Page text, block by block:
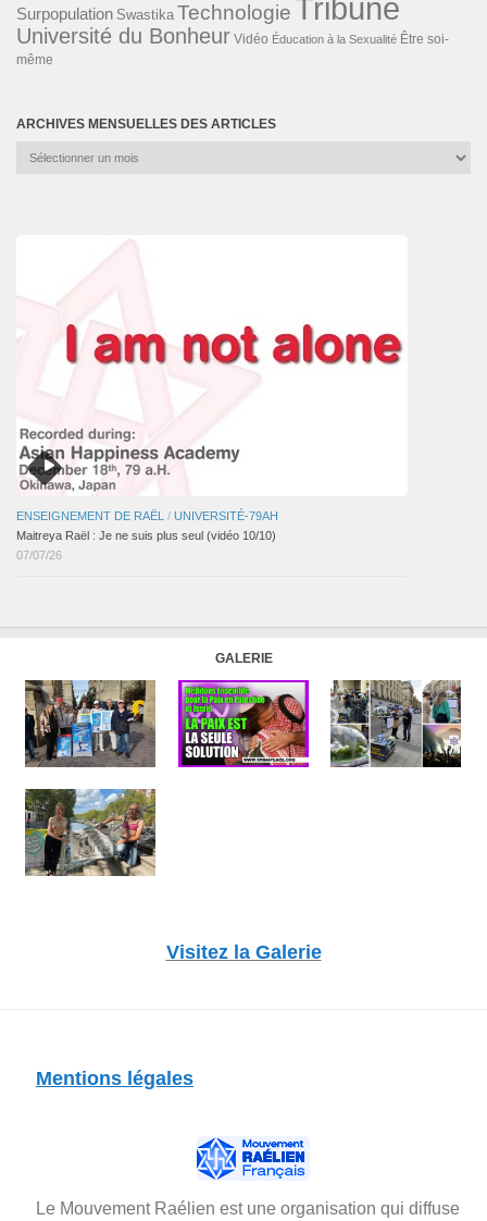
Surpopulation Swastika Technologie Tribune
Université du Bonheur Vidéo Éducation à la Sexualité Être soi-
même
ARCHIVES MENSUELLES DES ARTICLES
Archives
ENSEIGNEMENT DE RAËL / UNIVERSITÉ-79AH
Maitreya Raël : Je ne suis plus seul (vidéo 10/10)
07/07/26
GALERIE
Visitez la Galerie
Mentions légales
Le Mouvement Raélien est une organisation qui diffuse